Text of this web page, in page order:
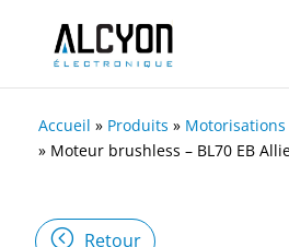
Accueil » Produits » Motorisations
» Moteur brushless – BL70 EB
Retour